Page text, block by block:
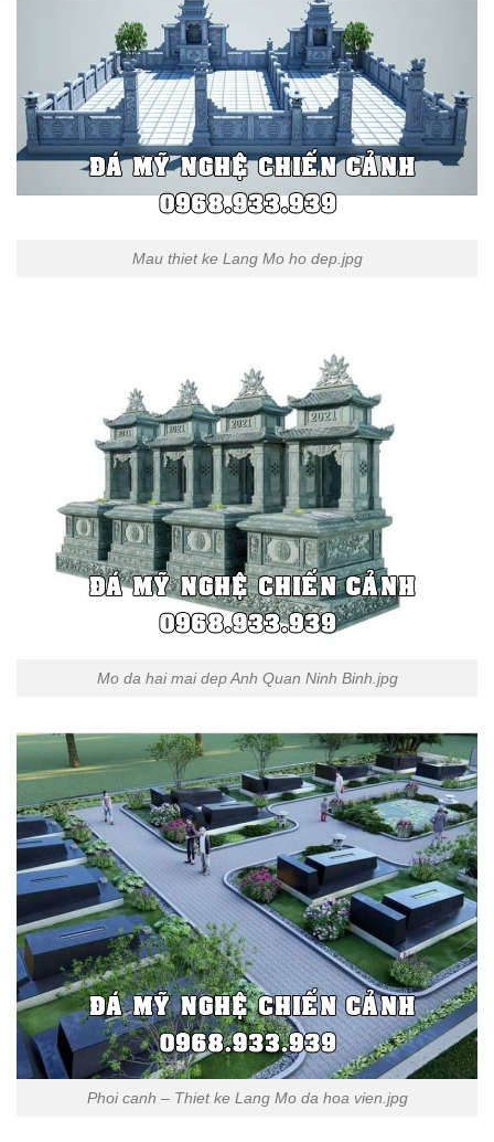
Mau thiet ke Lang Mo ho dep.jpg
Mo da hai mai dep Anh Quan Ninh Binh.jpg
Phoi canh – Thiet ke Lang Mo da hoa vien.jpg